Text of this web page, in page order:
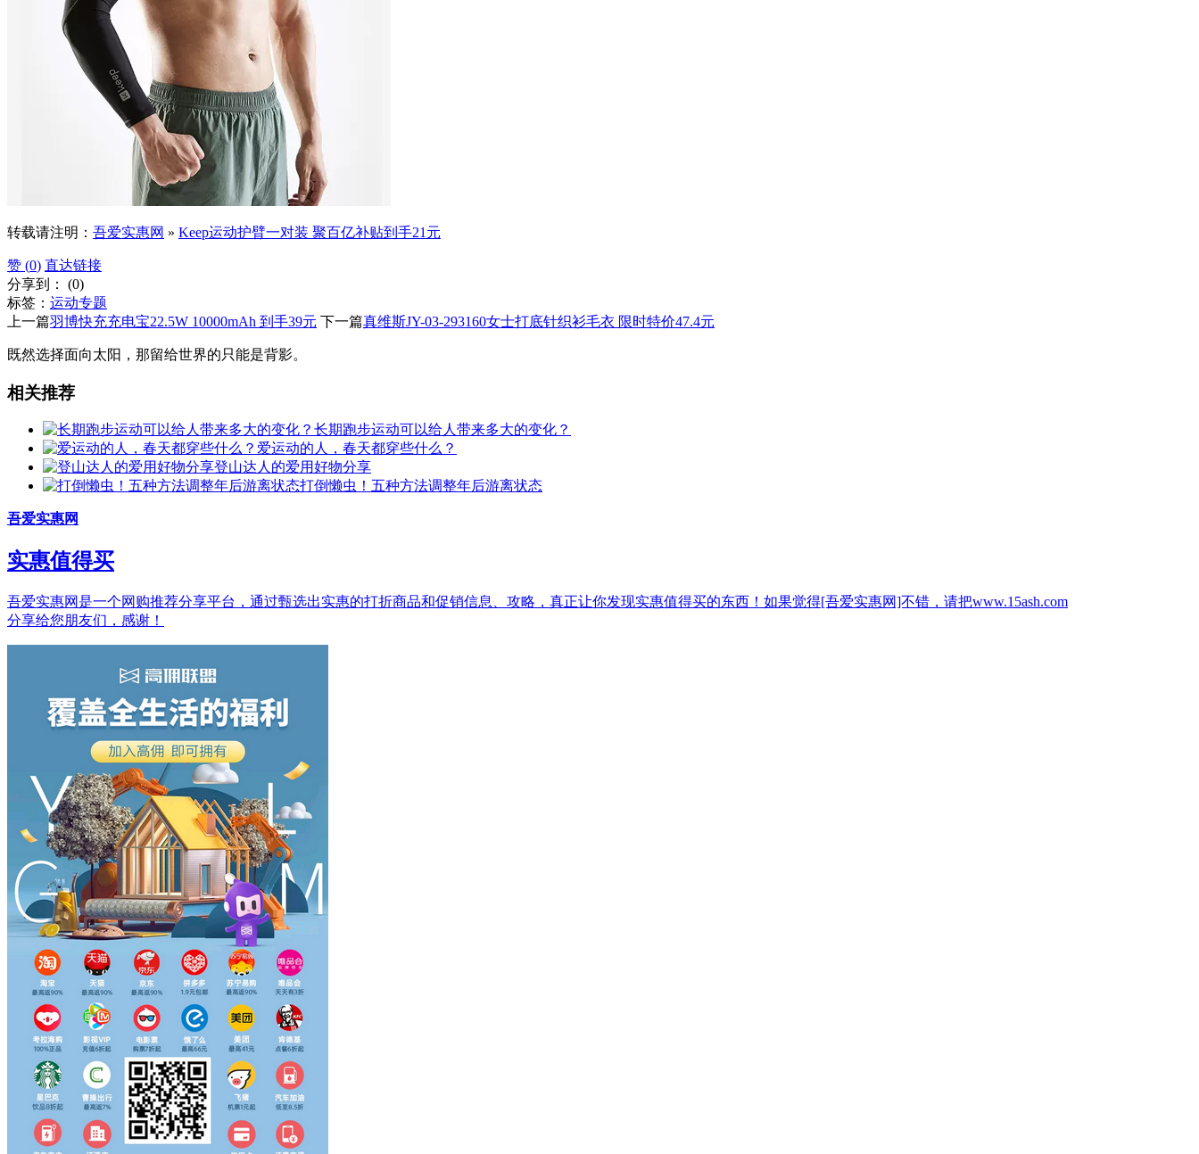
转载请注明： 吾爱实惠网 » Keep运动护臂一对装 聚百亿补贴到手21元
赞 (0) 直达链接
分享到： (0)
标签： 运动专题
上一篇羽博快充充电宝22.5W 10000mAh 到手39元 下一篇真维斯JY-03-293160女士打底针织衫毛衣 限时特价47.4元
既然选择面向太阳，那留给世界的只能是背影。
相关推荐
长期跑步运动可以给人带来多大的变化？
爱运动的人，春天都穿些什么？
登山达人的爱用好物分享
打倒懒虫！五种方法调整年后游离状态
吾爱实惠网
实惠值得买
吾爱实惠网是一个网购推荐分享平台，通过甄选出实惠的打折商品和促销信息、攻略，真正让你发现实惠值得买的东西！如果觉得[吾爱实惠网]不错，请把www.15ash.com
分享给您朋友们，感谢！